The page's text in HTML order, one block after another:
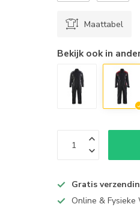
Maattabel
Bekijk ook in
Gratis
Online & Fysieke